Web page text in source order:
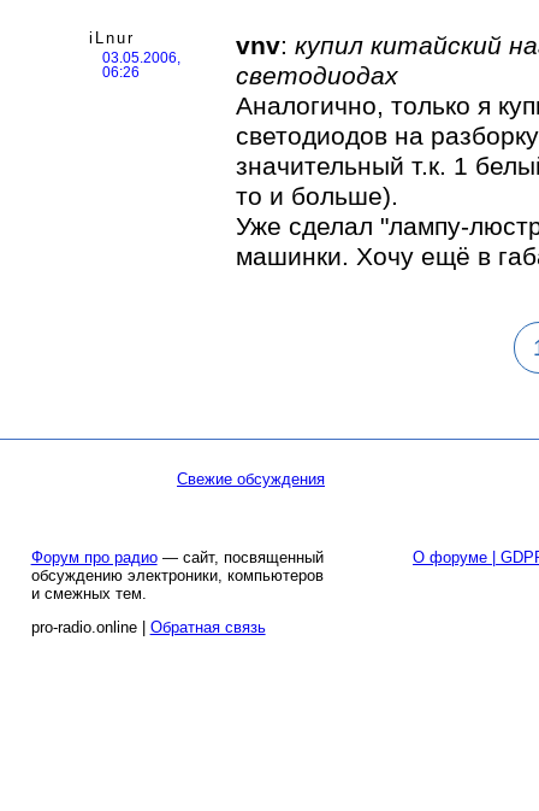
iLnur
03.05.2006,
06:26
vnv: купил китайский
светодиодах
Аналогично, только я
светодиодов на
значительный т.к. 1
то и больше).
Уже сделал "лампу-
машинки. Хочу ещё в
Свежие обсуждения
Форум про радио— сайт, посвященный
обсуждению электроники, компьютеров
и смежных тем.
pro-radio.online | Обратная связь
О форуме |